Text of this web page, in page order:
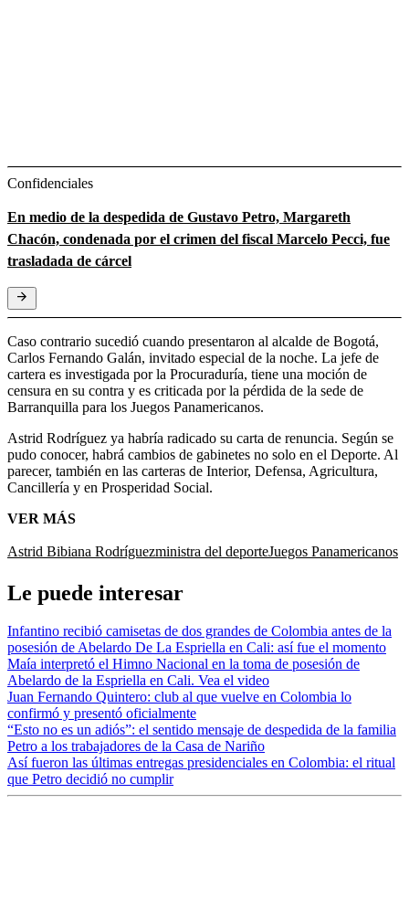
Confidenciales
En medio de la despedida de Gustavo Petro, Margareth
Chacón, condenada por el crimen del fiscal Marcelo Pecci, fue
trasladada de cárcel
Caso contrario sucedió cuando presentaron al alcalde de Bogotá,
Carlos Fernando Galán, invitado especial de la noche. La jefe de
cartera es investigada por la Procuraduría, tiene una moción de
censura en su contra y es criticada por la pérdida de la sede de
Barranquilla para los Juegos Panamericanos.
Astrid Rodríguez ya habría radicado su carta de renuncia. Según se
pudo conocer, habrá cambios de gabinetes no solo en el Deporte. Al
parecer, también en las carteras de Interior, Defensa, Agricultura,
Cancillería y en Prosperidad Social.
VER MÁS
Astrid Bibiana Rodríguezministra del deporteJuegos Panamericanos
Le puede interesar
Infantino recibió camisetas de dos grandes de Colombia antes de la
posesión de Abelardo De La Espriella en Cali: así fue el momento
Maía interpretó el Himno Nacional en la toma de posesión de
Abelardo de la Espriella en Cali. Vea el video
Juan Fernando Quintero: club al que vuelve en Colombia lo
confirmó y presentó oficialmente
“Esto no es un adiós”: el sentido mensaje de despedida de la familia
Petro a los trabajadores de la Casa de Nariño
Así fueron las últimas entregas presidenciales en Colombia: el ritual
que Petro decidió no cumplir